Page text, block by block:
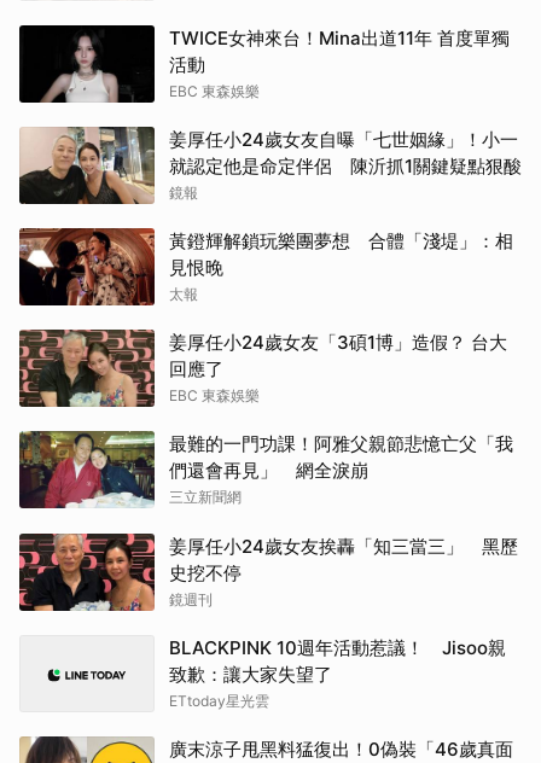
TWICE女神來台！Mina出道11年 首度單獨
活動
EBC 東森娛樂
姜厚任小24歲女友自曝「七世姻緣」！小一
就認定他是命定伴侶 陳沂抓1關鍵疑點狠酸
鏡報
黃鐙輝解鎖玩樂團夢想 合體「淺堤」：相
見恨晚
太報
姜厚任小24歲女友「3碩1博」造假？ 台大
回應了
EBC 東森娛樂
最難的一門功課！阿雅父親節悲憶亡父「我
們還會再見」 網全淚崩
三立新聞網
姜厚任小24歲女友挨轟「知三當三」 黑歷
史挖不停
鏡週刊
BLACKPINK 10週年活動惹議！ Jisoo親
致歉：讓大家失望了
ETtoday星光雲
廣末涼子甩黑料猛復出！0偽裝「46歲真面